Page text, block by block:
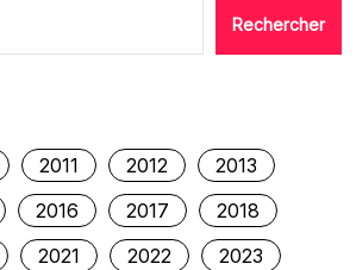
Rechercher
2011 2012
2013
2016 2017
2018
2021 2022
2023